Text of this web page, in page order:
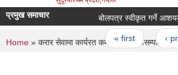
प्रमुख समाचार बोलपत्र स्वीकृत गर्ने
Pages
« first ‹
You are here
Home » करार सेवामा कार्यरत कर्मचारीको कार्यसम्पादन